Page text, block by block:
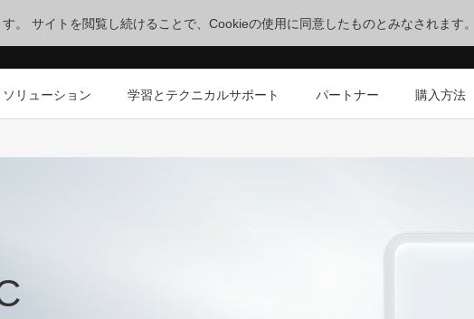
。 サイトを閲覧し続けることで、Cookieの使用に同意したものとみなされます。
リューション 学習とテクニカルサポート パートナー 購入方法